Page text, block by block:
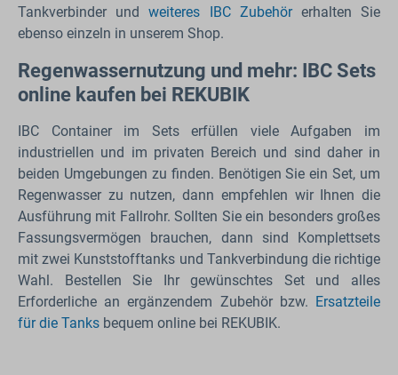
Tankverbinder undweiteres IBC Zubehörerhalten Sie
ebenso einzeln in unserem Shop.
Regenwassernutzung und mehr: IBC Sets
online kaufen bei REKUBIK
IBC Container im Sets erfüllen viele Aufgaben im
industriellen und im privaten Bereich und sind daher in
beiden Umgebungen zu finden. Benötigen Sie ein Set, um
Regenwasser zu nutzen, dann empfehlen wir Ihnen die
Ausführung mit Fallrohr. Sollten Sie ein besonders großes
Fassungsvermögen brauchen, dann sind Komplettsets
mit zwei Kunststofftanks und Tankverbindung die richtige
Wahl. Bestellen Sie Ihr gewünschtes Set und alles
Erforderliche an ergänzendem Zubehör bzw. Ersatzteile
für die Tanks bequem online bei REKUBIK.